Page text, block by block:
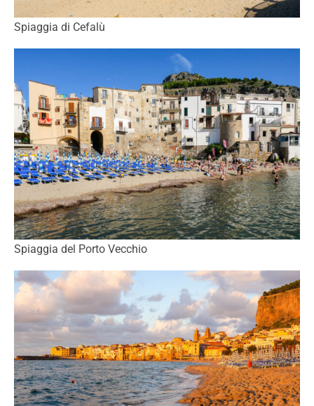
Spiaggia di Cefalù
Spiaggia del Porto Vecchio